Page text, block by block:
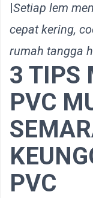
|Setiap lem
cepat kering,
rumah tangga
3 TIPS
PVC
PVC